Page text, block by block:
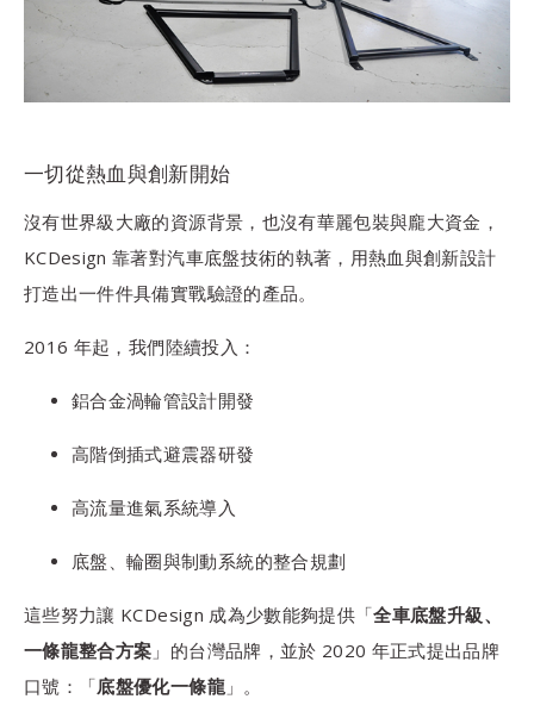
一切從熱血與創新開始
沒有世界級大廠的資源背景，也沒有華麗包裝與龐大資金，
KCDesign 靠著對汽車底盤技術的執著，用熱血與創新設計
打造出一件件具備實戰驗證的產品。
2016 年起，我們陸續投入：
鋁合金渦輪管設計開發
高階倒插式避震器研發
高流量進氣系統導入
底盤、輪圈與制動系統的整合規劃
這些努力讓 KCDesign 成為少數能夠提供「全車底盤升級、
一條龍整合方案 」的台灣品牌，並於 2020 年正式提出品牌
口號：「底盤優化一條龍」。